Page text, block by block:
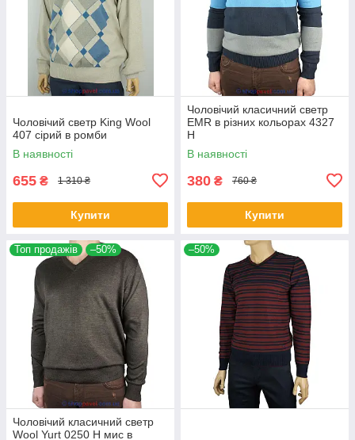
Чоловічий светр King Wool
407 сірий в ромби
В наявності
655 ₴ 1 310 ₴
Купити
Чоловічий класичний светр
EMR в різних кольорах 4327
Н
В наявності
380 ₴ 760 ₴
Купити
Топ продажів –50%
Чоловічий класичний светр
Wool Yurt 0250 Н мис в
–50%